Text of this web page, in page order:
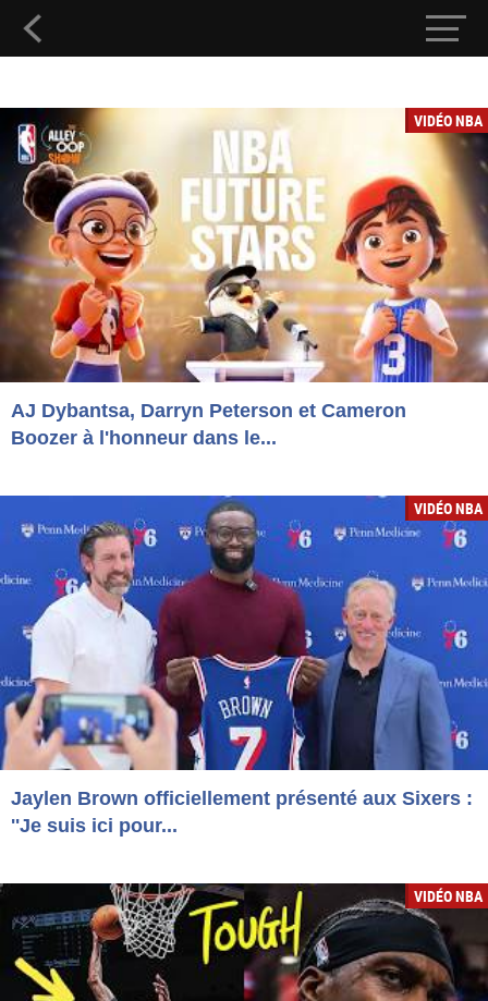
VIDÉO NBA
AJ Dybantsa, Darryn Peterson et Cameron
Boozer à l'honneur dans le...
VIDÉO NBA
Jaylen Brown officiellement présenté aux Sixers :
''Je suis ici pour...
VIDÉO NBA